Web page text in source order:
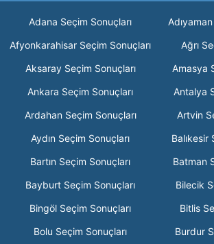
Adana Seçim Sonuçları
Afyonkarahisar Seçim Sonuçları
Ağrı
Aksaray Seçim Sonuçları
Amasya
Ankara Seçim Sonuçları
Antalya
Ardahan Seçim Sonuçları
Artvin
Aydın Seçim Sonuçları
Balıkesir
Bartın Seçim Sonuçları
Batman
Bayburt Seçim Sonuçları
Bilecik
Bingöl Seçim Sonuçları
Bitlis
Bolu Seçim Sonuçları
Burdur